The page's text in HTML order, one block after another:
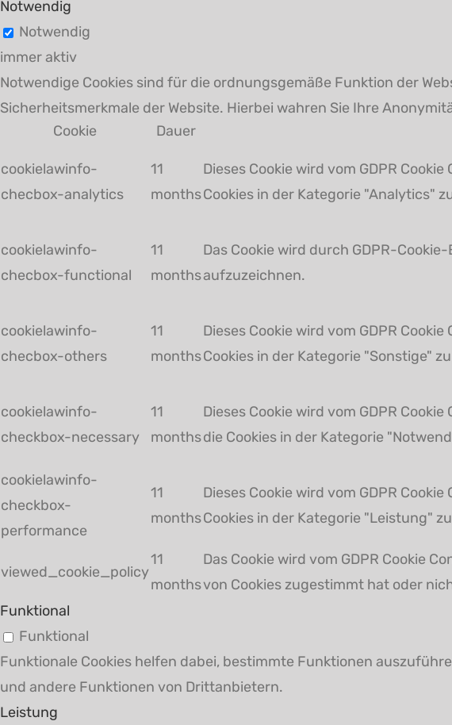
Notwendig
Notwendig
immer aktiv
Notwendige Cookies sind für die ordnungsgemäße Funktion der
Sicherheitsmerkmale der Website. Hierbei wahren Sie Ihre
Cookie
Dauer
cookielawinfo-
checbox-analytics
11
months
Dieses Cookie wird vom GDPR
Cookies in der Kategorie "Analytics"
cookielawinfo-
checbox-functional
11
months
Das Cookie wird durch GDPR-
aufzuzeichnen.
cookielawinfo-
checbox-others
11
months
Dieses Cookie wird vom GDPR
Cookies in der Kategorie "Sonstige"
cookielawinfo-
checkbox-necessary
11
months
Dieses Cookie wird vom GDPR
die Cookies in der Kategorie
cookielawinfo-
checkbox-
performance
11
months
Dieses Cookie wird vom GDPR
Cookies in der Kategorie "Leistung"
viewed_cookie_policy
11
months
Das Cookie wird vom GDPR Cookie
von Cookies zugestimmt hat oder
Funktional
Funktional
Funktionale Cookies helfen dabei, bestimmte Funktionen
und andere Funktionen von Drittanbietern.
Leistung